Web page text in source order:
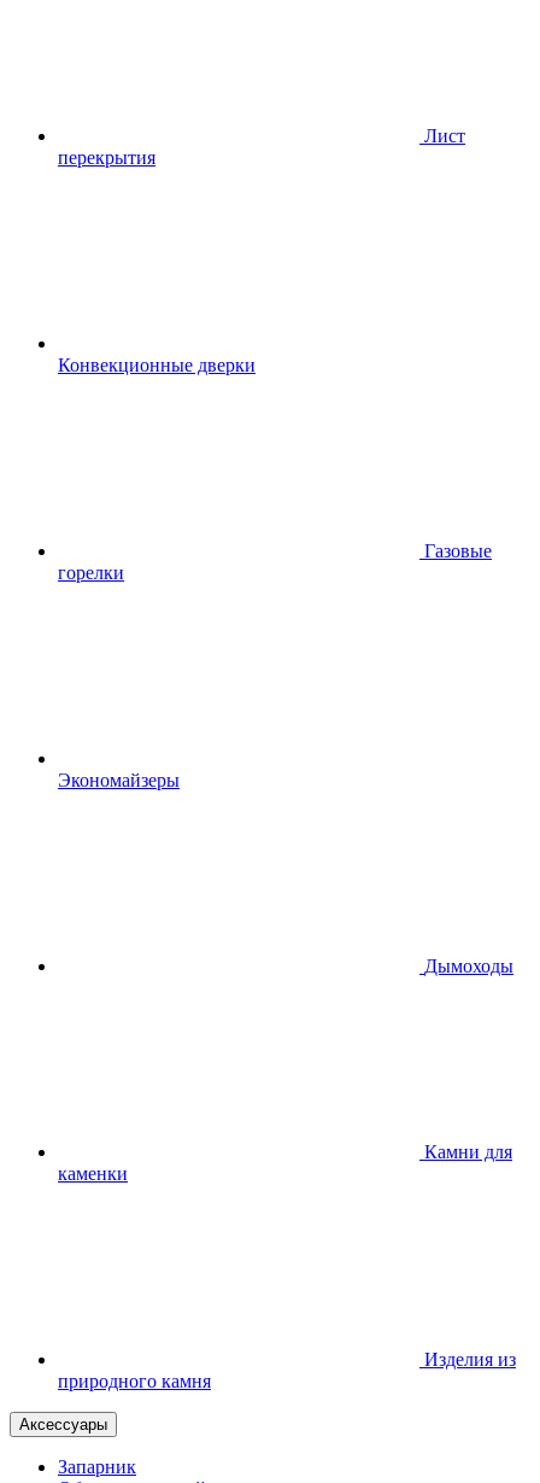
Лист
перекрытия
Конвекционные дверки
Газовые
горелки
Экономайзеры
Дымоходы
Камни для
каменки
Изделия из
природного камня
Аксессуары
Запарник